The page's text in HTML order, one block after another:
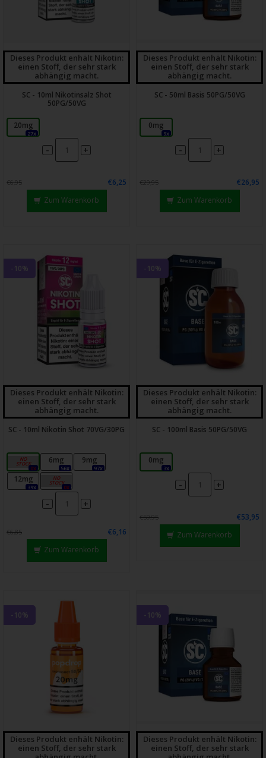
Dieses Produkt enhält Nikotin:
einen Stoff, der sehr stark
abhängig macht.
SC - 10ml Nikotinsalz Shot
50PG/50VG
20mg
27x
- +
€6,95
€6,25
Zum Warenkorb
Dieses Produkt enhält Nikotin:
einen Stoff, der sehr stark
abhängig macht.
SC - 50ml Basis 50PG/50VG
0mg
9x
- +
€29,95
€26,95
Zum Warenkorb
-10%
Dieses Produkt enhält Nikotin:
einen Stoff, der sehr stark
abhängig macht.
SC - 10ml Nikotin Shot 70VG/30PG
3mg
0x
6mg
56x
9mg
97x
12mg
39x
18mg
0x
- +
€6,85
€6,16
Zum Warenkorb
-10%
Dieses Produkt enhält Nikotin:
einen Stoff, der sehr stark
abhängig macht.
SC - 100ml Basis 50PG/50VG
0mg
3x
- +
€59,95
€53,95
Zum Warenkorb
-10%
Dieses Produkt enhält Nikotin:
einen Stoff, der sehr stark
-10%
Dieses Produkt enhält Nikotin:
einen Stoff, der sehr stark